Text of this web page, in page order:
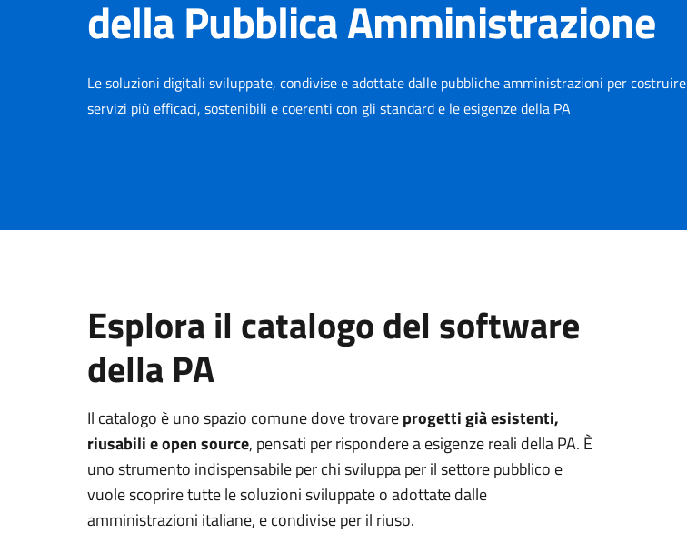
della Pubblica Amministrazione
Le soluzioni digitali sviluppate, condivise e adottate dalle pubbliche amministrazioni per costruire
servizi più efficaci, sostenibili e coerenti con gli standard e le esigenze della PA
Esplora il catalogo del software
della PA
Il catalogo è uno spazio comune dove trovareprogetti già esistenti,
riusabili e open source, pensati per rispondere a esigenze reali della PA. È
uno strumento indispensabile per chi sviluppa per il settore pubblico e
vuole scoprire tutte le soluzioni sviluppate o adottate dalle
amministrazioni italiane, e condivise per il riuso.